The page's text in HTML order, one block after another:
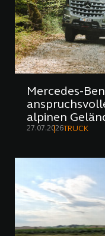
Mercedes-
alpinen
27.07.2026TRUCK